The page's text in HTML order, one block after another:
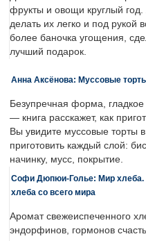
фрукты и овощи круглый
делать их легко и под рукой
более баночка угощения,
лучший подарок.
Анна Аксёнова: Муссовые
Безупречная форма,
— книга расскажет, как
Вы увидите муссовые торты
приготовить каждый слой:
начинку, мусс, покрытие.
Софи Дюпюи-Голье: Мир хлеба.
хлеба со всего мира
Аромат свежеиспеченного
эндорфинов, гормонов